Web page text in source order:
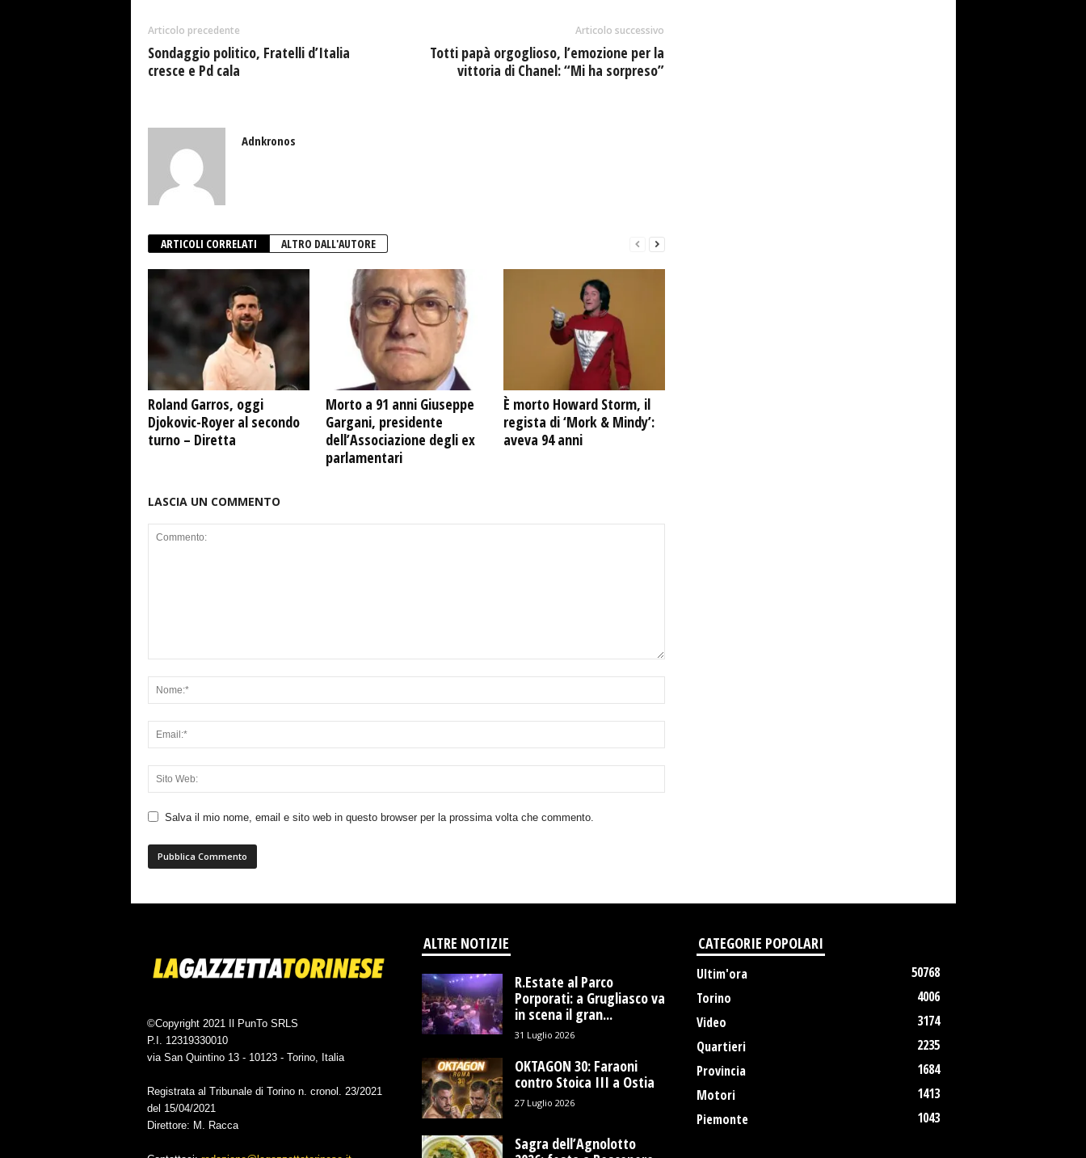
Articolo precedente
Sondaggio politico, Fratelli d’Italia
cresce e Pd cala
Articolo successivo
Totti papà orgoglioso, l’emozione per la
vittoria di Chanel: “Mi ha sorpreso”
Adnkronos
ARTICOLI CORRELATI ALTRO DALL'AUTORE
Roland Garros, oggi
Djokovic-Royer al secondo
turno – Diretta
Morto a 91 anni Giuseppe
Gargani, presidente
dell’Associazione degli ex
parlamentari
È morto Howard Storm, il
regista di ‘Mork & Mindy’:
aveva 94 anni
LASCIA UN COMMENTO
Salva il mio nome, email e sito web in questo browser per la prossima volta che commento.
©Copyright 2021 Il PunTo SRLS
P.I. 12319330010
via San Quintino 13 - 10123 - Torino, Italia
Registrata al Tribunale di Torino n. cronol. 23/2021
del 15/04/2021
Direttore: M. Racca
ALTRE NOTIZIE
R.Estate al Parco
Porporati: a Grugliasco va
in scena il gran...
31 Luglio 2026
OKTAGON 30: Faraoni
contro Stoica III a Ostia
27 Luglio 2026
Sagra dell’Agnolotto
CATEGORIE POPOLARI
Ultim'ora
50768
Torino
4006
Video
3174
Quartieri
2235
Provincia
1684
Motori
1413
Piemonte
1043